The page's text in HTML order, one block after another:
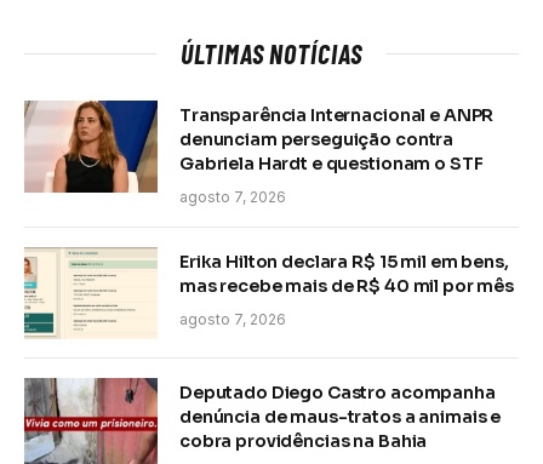
ÚLTIMAS NOTÍCIAS
Transparência Internacional e ANPR
denunciam perseguição contra
Gabriela Hardt e questionam o STF
agosto 7, 2026
Erika Hilton declara R$ 15 mil em bens,
mas recebe mais de R$ 40 mil por mês
agosto 7, 2026
Deputado Diego Castro acompanha
denúncia de maus-tratos a animais e
cobra providências na Bahia